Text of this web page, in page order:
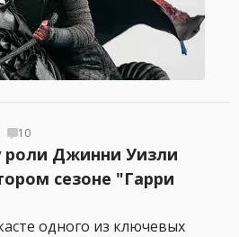
10
роли Джинни Уизли
сезоне "Гарри
одного из ключевых